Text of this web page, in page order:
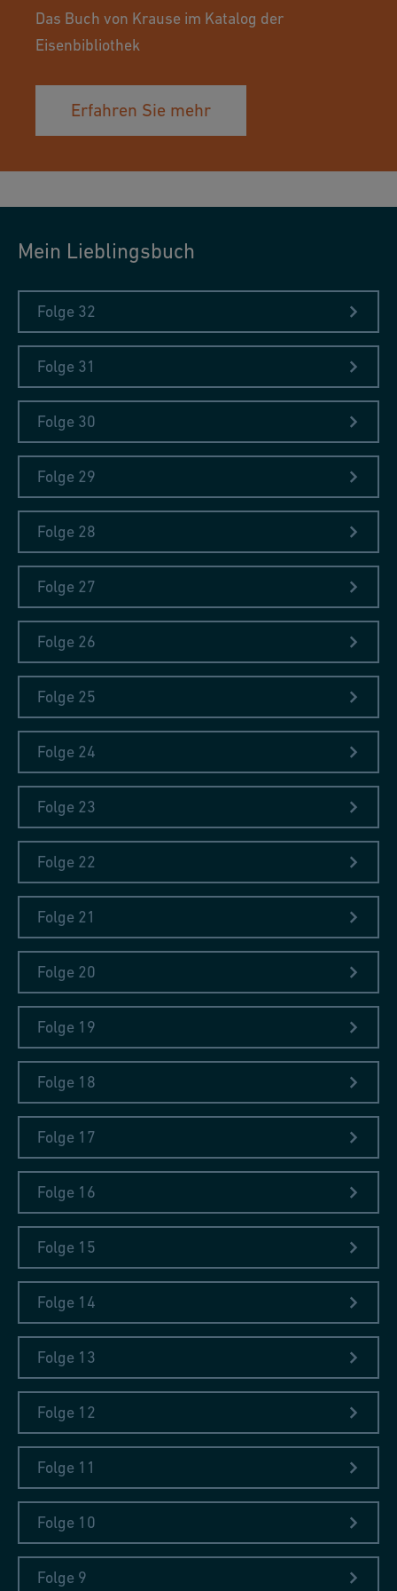
der benachbarten Kunstgiesserei St. Gallen, wo in der
Patinawerkstatt das Handwerk der Metallfärbung gepflegt und
Links
Das Buch von Krause im Katalog der
Eisenbibliothek
Erfahren Sie mehr
Mein Lieblingsbuch
Folge 32
Folge 31
Folge 30
Folge 29
Folge 28
Folge 27
Folge 26
Folge 25
Folge 24
Folge 23
Folge 22
Folge 21
Folge 20
Folge 19
Folge 18
Folge 17
Folge 16
Folge 15
Folge 14
Folge 13
Folge 12
Folge 11
Folge 10
Folge 9